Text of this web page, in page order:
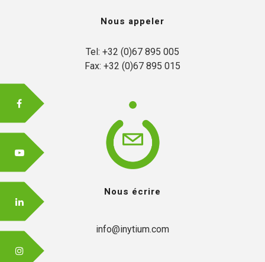
EN
Nous appeler
Tel: +32 (0)67 895 005
Fax: +32 (0)67 895 015
Nous écrire
info@inytium.com